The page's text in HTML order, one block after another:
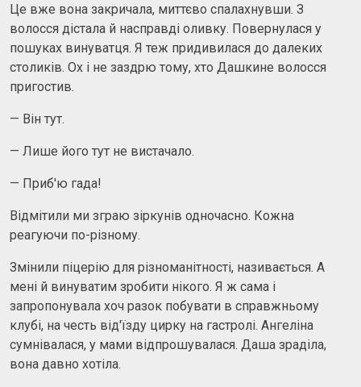
Це вже вона закричала, миттєво спалахнувши. З
волосся дістала й насправді оливку. Повернулася у
пошуках винуватця. Я теж придивилася до далеких
столиків. Ох і не заздрю тому, хто Дашкине волосся
пригостив.
— Він тут.
— Лише його тут не вистачало.
— Приб'ю гада!
Відмітили ми зграю зiркунiв одночасно. Кожна
реагуючи по-різному.
Змінили піцерію для різноманітності, називається. А
мені й винуватим зробити нiкого. Я ж сама і
запропонувала хоч разок побувати в справжньому
клубі, на честь від'їзду цирку на гастролі. Ангеліна
сумнівалася, у мами відпрошувалася. Даша зраділа,
вона давно хотіла.